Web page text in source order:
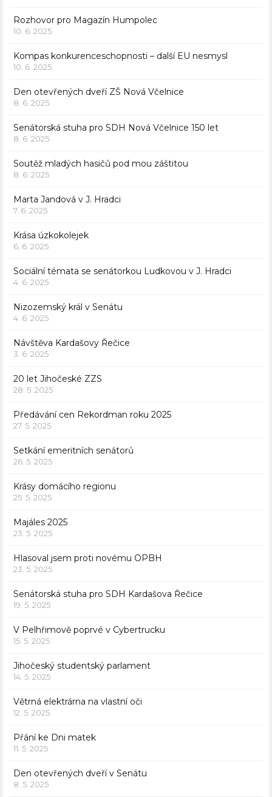
Rozhovor pro Magazín Humpolec
10. 6. 2025
Kompas konkurenceschopnosti – další EU nesmysl
10. 6. 2025
Den otevřených dveří ZŠ Nová Včelnice
8. 6. 2025
Senátorská stuha pro SDH Nová Včelnice 150 let
8. 6. 2025
Soutěž mladých hasičů pod mou záštitou
8. 6. 2025
Marta Jandová v J. Hradci
7. 6. 2025
Krása úzkokolejek
6. 6. 2025
Sociální témata se senátorkou Ludkovou v J. Hradci
4. 6. 2025
Nizozemský král v Senátu
4. 6. 2025
Návštěva Kardašovy Řečice
3. 6. 2025
20 let Jihočeské ZZS
28. 5. 2025
Předávání cen Rekordman roku 2025
27. 5. 2025
Setkání emeritních senátorů
26. 5. 2025
Krásy domácího regionu
25. 5. 2025
Majáles 2025
23. 5. 2025
Hlasoval jsem proti novému OPBH
23. 5. 2025
Senátorská stuha pro SDH Kardašova Řečice
19. 5. 2025
V Pelhřimově poprvé v Cybertrucku
15. 5. 2025
Jihočeský studentský parlament
14. 5. 2025
Větrná elektrárna na vlastní oči
12. 5. 2025
Přání ke Dni matek
11. 5. 2025
Den otevřených dveří v Senátu
8. 5. 2025